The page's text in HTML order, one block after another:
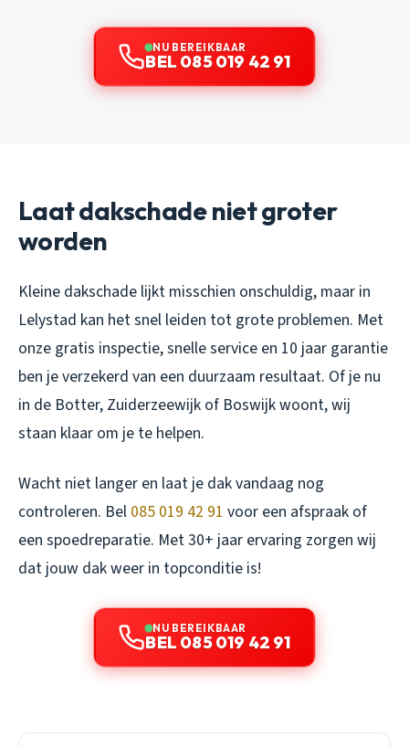
NU BEREIKBAAR
BEL 085 019 42 91
Laat dakschade niet groter
worden
Kleine dakschade lijkt misschien onschuldig, maar in
Lelystad kan het snel leiden tot grote problemen. Met
onze gratis inspectie, snelle service en 10 jaar garantie
ben je verzekerd van een duurzaam resultaat. Of je nu
in de Botter, Zuiderzeewijk of Boswijk woont, wij
staan klaar om je te helpen.
Wacht niet langer en laat je dak vandaag nog
controleren. Bel 085 019 42 91 voor een afspraak of
een spoedreparatie. Met 30+ jaar ervaring zorgen wij
dat jouw dak weer in topconditie is!
NU BEREIKBAAR
BEL 085 019 42 91